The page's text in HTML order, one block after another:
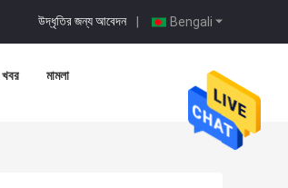
Bengali
উদ্ধৃতির জন্য আবেদন |
খবর মামলা